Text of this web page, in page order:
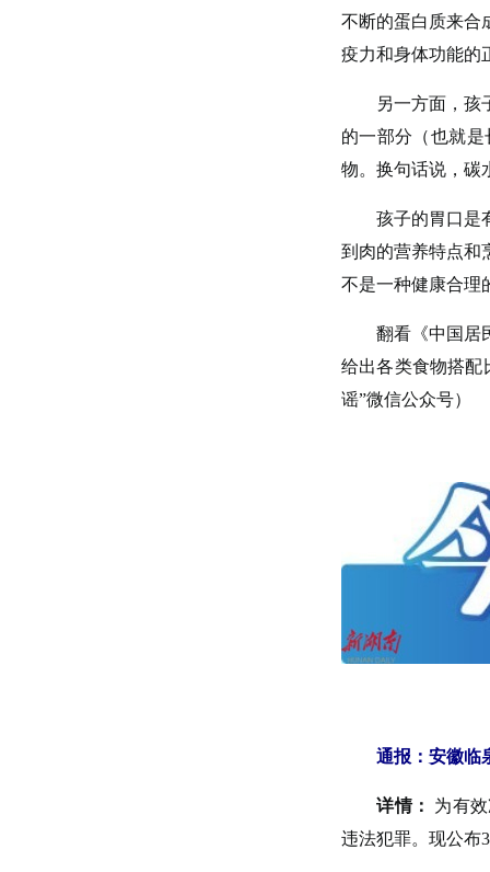
不断的蛋白质来合
疫力和身体功能的
另一方面，孩子
的一部分（也就
物。换句话说，碳
孩子的胃口是有
到肉的营养特点和
不是一种健康合理
翻看《中国居民
给出各类食物搭配
谣”微信公众号）
通报：安徽临
详情：
为有
违法犯罪。现公布